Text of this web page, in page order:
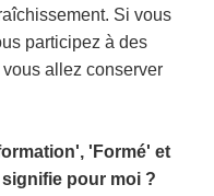
Si vous
participez à des
allez conserver
'Formé' et
pour moi ?